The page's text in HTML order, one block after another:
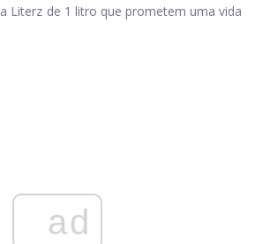
Literz de 1 litro que prometem uma vida
ad